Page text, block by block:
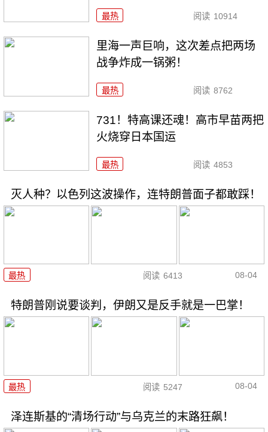
最热 阅读 10914
里海一声巨响，这次差点把两场
战争炸成一锅粥！
最热 阅读 8762
731！特高课还魂！高市早苗两把
火烧穿日本国运
最热 阅读 4853
灭人种？以色列这波操作，连特朗普面子都敢踩！
最热 阅读 6413 08-04
特朗普刚说要谈判，伊朗又是反手就是一巴掌！
最热 阅读 5247 08-04
泽连斯基的“清场行动”与乌克兰的末路狂飙！